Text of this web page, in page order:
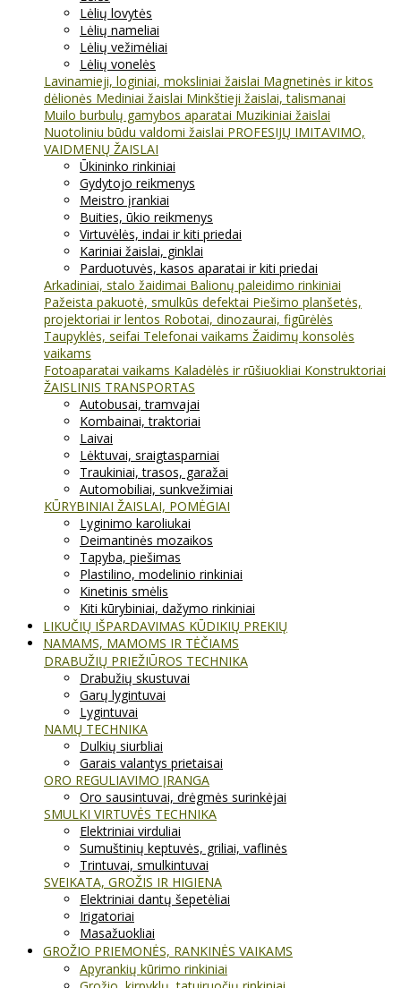
Lėlių lovytės
Lėlių nameliai
Lėlių vežimėliai
Lėlių vonelės
Lavinamieji, loginiai, moksliniai žaislai Magnetinės ir kitos
dėlionės Mediniai žaislai Minkštieji žaislai, talismanai
Muilo burbulų gamybos aparatai Muzikiniai žaislai
Nuotoliniu būdu valdomi žaislai PROFESIJŲ IMITAVIMO,
VAIDMENŲ ŽAISLAI
Ūkininko rinkiniai
Gydytojo reikmenys
Meistro įrankiai
Buities, ūkio reikmenys
Virtuvėlės, indai ir kiti priedai
Kariniai žaislai, ginklai
Parduotuvės, kasos aparatai ir kiti priedai
Arkadiniai, stalo žaidimai Balionų paleidimo rinkiniai
Pažeista pakuotė, smulkūs defektai Piešimo planšetės,
projektoriai ir lentos Robotai, dinozaurai, figūrėlės
Taupyklės, seifai Telefonai vaikams Žaidimų konsolės
vaikams
Fotoaparatai vaikams Kaladėlės ir rūšiuokliai Konstruktoriai
ŽAISLINIS TRANSPORTAS
Autobusai, tramvajai
Kombainai, traktoriai
Laivai
Lėktuvai, sraigtasparniai
Traukiniai, trasos, garažai
Automobiliai, sunkvežimiai
KŪRYBINIAI ŽAISLAI, POMĖGIAI
Lyginimo karoliukai
Deimantinės mozaikos
Tapyba, piešimas
Plastilino, modelinio rinkiniai
Kinetinis smėlis
Kiti kūrybiniai, dažymo rinkiniai
LIKUČIŲ IŠPARDAVIMAS KŪDIKIŲ PREKIŲ
NAMAMS, MAMOMS IR TĖČIAMS
DRABUŽIŲ PRIEŽIŪROS TECHNIKA
Drabužių skustuvai
Garų lygintuvai
Lygintuvai
NAMŲ TECHNIKA
Dulkių siurbliai
Garais valantys prietaisai
ORO REGULIAVIMO ĮRANGA
Oro sausintuvai, drėgmės surinkėjai
SMULKI VIRTUVĖS TECHNIKA
Elektriniai virduliai
Sumuštinių keptuvės, griliai, vaflinės
Trintuvai, smulkintuvai
SVEIKATA, GROŽIS IR HIGIENA
Elektriniai dantų šepetėliai
Irigatoriai
Masažuokliai
GROŽIO PRIEMONĖS, RANKINĖS VAIKAMS
Apyrankių kūrimo rinkiniai